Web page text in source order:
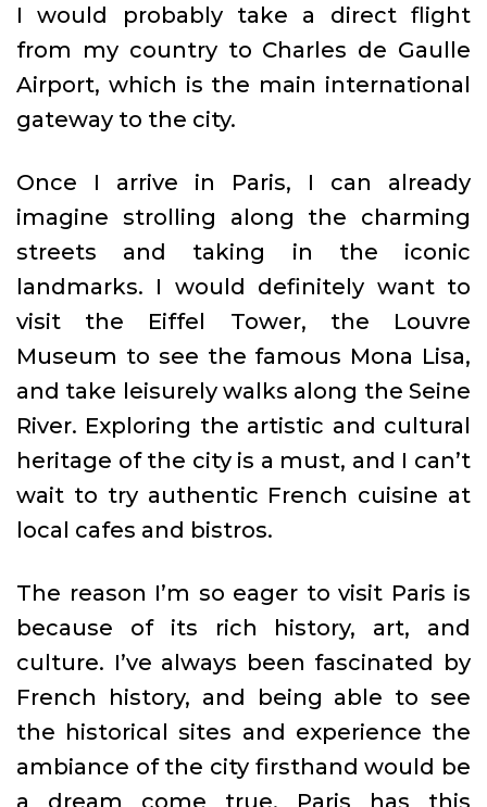
I would probably take a direct flight
from my country to Charles de Gaulle
Airport, which is the main international
gateway to the city.
Once I arrive in Paris, I can already
imagine strolling along the charming
streets and taking in the iconic
landmarks. I would definitely want to
visit the Eiffel Tower, the Louvre
Museum to see the famous Mona Lisa,
and take leisurely walks along the Seine
River. Exploring the artistic and cultural
heritage of the city is a must, and I can’t
wait to try authentic French cuisine at
local cafes and bistros.
The reason I’m so eager to visit Paris is
because of its rich history, art, and
culture. I’ve always been fascinated by
French history, and being able to see
the historical sites and experience the
ambiance of the city firsthand would be
a dream come true. Paris has this